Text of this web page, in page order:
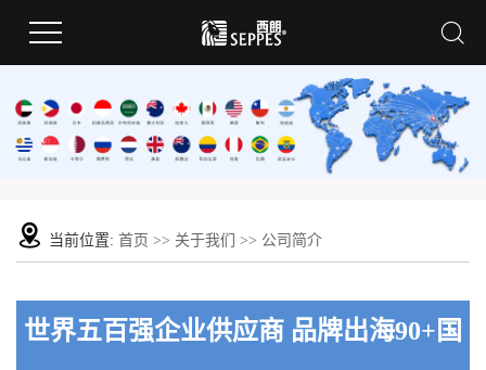
当前位置: 首页 >> 关于我们 >> 公司简介
世界五百强企业供应商 品牌出海90+国